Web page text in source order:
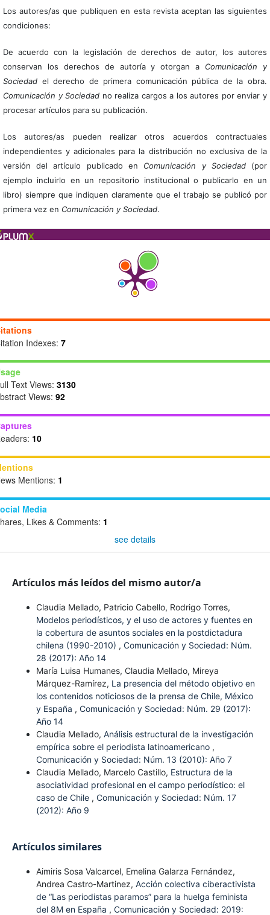
Los autores/as que publiquen en esta revista aceptan las siguientes
condiciones:
De acuerdo con la legislación de derechos de autor, los autores
conservan los derechos de autoría y otorgan a Comunicación y
Sociedadel derecho de primera comunicación pública de la obra.
Comunicación y Sociedad no realiza cargos a los autores por enviar y
procesar artículos para su publicación.
Los autores/as pueden realizar otros acuerdos contractuales
independientes y adicionales para la distribución no exclusiva de la
versión del artículo publicado en Comunicación y Sociedad(por
ejemplo incluirlo en un repositorio institucional o publicarlo en un
libro) siempre que indiquen claramente que el trabajo se publicó por
primera vez en Comunicación y Sociedad.
Indexes: 7
Text Views: 3130
Views: 92
10
Mentions: 1
Media
Likes & Comments: 1
see details
Artículos más leídos del mismo autor/a
Claudia Mellado, Patricio Cabello, Rodrigo Torres,
Modelos periodísticos, y el uso de actores y fuentes en
la cobertura de asuntos sociales en la postdictadura
chilena (1990-2010) , Comunicación y Sociedad: Núm.
28 (2017): Año 14
María Luisa Humanes, Claudia Mellado, Mireya
Márquez-Ramírez, La presencia del método objetivo en
los contenidos noticiosos de la prensa de Chile, México
y España , Comunicación y Sociedad: Núm. 29 (2017):
Año 14
Claudia Mellado, Análisis estructural de la investigación
empírica sobre el periodista latinoamericano ,
Comunicación y Sociedad: Núm. 13 (2010): Año 7
Claudia Mellado, Marcelo Castillo, Estructura de la
asociatividad profesional en el campo periodístico: el
caso de Chile , Comunicación y Sociedad: Núm. 17
(2012): Año 9
Artículos similares
Aimiris Sosa Valcarcel, Emelina Galarza Fernández,
Andrea Castro-Martinez, Acción colectiva ciberactivista
de “Las periodistas paramos” para la huelga feminista
del 8M en España , Comunicación y Sociedad: 2019: